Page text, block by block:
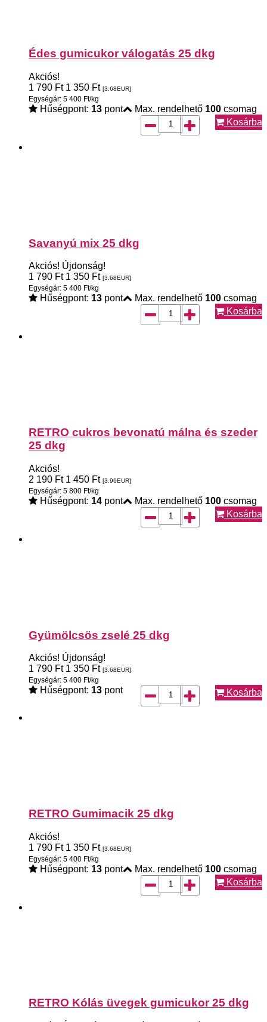
Édes gumicukor válogatás 25 dkg
Akciós!
1 790 Ft 1 350 Ft [3.68EUR]
Egységár: 5 400 Ft/kg
Hűségpont: 13 pont Max. rendelhető 100 csomag
Kosárba
Savanyú mix 25 dkg
Akciós! Újdonság!
1 790 Ft 1 350 Ft [3.68EUR]
Egységár: 5 400 Ft/kg
Hűségpont: 13 pont Max. rendelhető 100 csomag
Kosárba
RETRO cukros bevonatú málna és szeder
25 dkg
Akciós!
2 190 Ft 1 450 Ft [3.96EUR]
Egységár: 5 800 Ft/kg
Hűségpont: 14 pont Max. rendelhető 100 csomag
Kosárba
Gyümölcsös zselé 25 dkg
Akciós! Újdonság!
1 790 Ft 1 350 Ft [3.68EUR]
Egységár: 5 400 Ft/kg
Hűségpont: 13 pont Kosárba
RETRO Gumimacik 25 dkg
Akciós!
1 790 Ft 1 350 Ft [3.68EUR]
Egységár: 5 400 Ft/kg
Hűségpont: 13 pont Max. rendelhető 100 csomag
Kosárba
RETRO Kólás üvegek gumicukor 25 dkg